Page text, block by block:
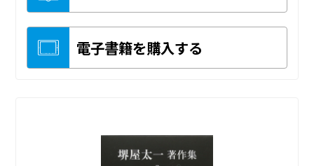
電子書籍を購入する